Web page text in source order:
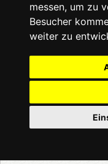
messen, um zu
Besucher
weiter zu